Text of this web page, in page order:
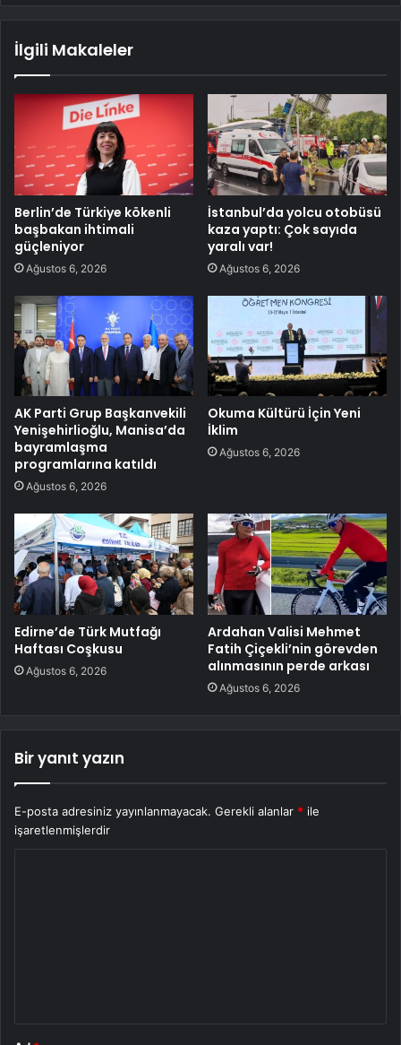
İlgili Makaleler
Berlin’de Türkiye kökenli
başbakan ihtimali
güçleniyor
Ağustos 6, 2026
İstanbul’da yolcu otobüsü
kaza yaptı: Çok sayıda
yaralı var!
Ağustos 6, 2026
AK Parti Grup Başkanvekili
Yenişehirlioğlu, Manisa’da
bayramlaşma
programlarına katıldı
Ağustos 6, 2026
Okuma Kültürü İçin Yeni
İklim
Ağustos 6, 2026
Edirne’de Türk Mutfağı
Haftası Coşkusu
Ağustos 6, 2026
Ardahan Valisi Mehmet
Fatih Çiçekli’nin görevden
alınmasının perde arkası
Ağustos 6, 2026
Bir yanıt yazın
E-posta adresiniz yayınlanmayacak. Gerekli alanlar * ile
işaretlenmişlerdir